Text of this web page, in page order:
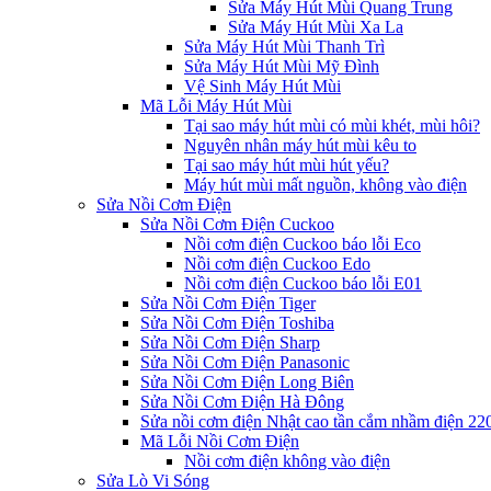
Sửa Máy Hút Mùi Quang Trung
Sửa Máy Hút Mùi Xa La
Sửa Máy Hút Mùi Thanh Trì
Sửa Máy Hút Mùi Mỹ Đình
Vệ Sinh Máy Hút Mùi
Mã Lỗi Máy Hút Mùi
Tại sao máy hút mùi có mùi khét, mùi hôi?
Nguyên nhân máy hút mùi kêu to
Tại sao máy hút mùi hút yếu?
Máy hút mùi mất nguồn, không vào điện
Sửa Nồi Cơm Điện
Sửa Nồi Cơm Điện Cuckoo
Nồi cơm điện Cuckoo báo lỗi Eco
Nồi cơm điện Cuckoo Edo
Nồi cơm điện Cuckoo báo lỗi E01
Sửa Nồi Cơm Điện Tiger
Sửa Nồi Cơm Điện Toshiba
Sửa Nồi Cơm Điện Sharp
Sửa Nồi Cơm Điện Panasonic
Sửa Nồi Cơm Điện Long Biên
Sửa Nồi Cơm Điện Hà Đông
Sửa nồi cơm điện Nhật cao tần cắm nhầm điện
Mã Lỗi Nồi Cơm Điện
Nồi cơm điện không vào điện
Sửa Lò Vi Sóng